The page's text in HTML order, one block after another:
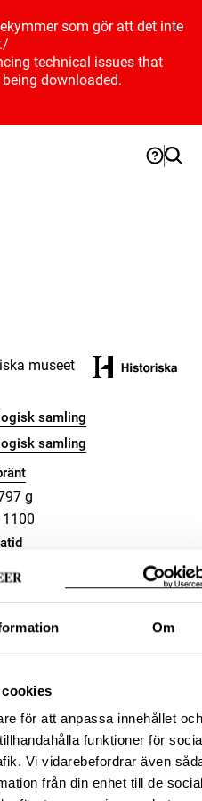
Om
för att anpassa innehållet och
funktioner för
Vi vidarebefordrar även
från din enhet till de
som gör att det inte
/
technical issues that
downloaded.
museet
samling
samling
g
Bj 713
Björkö, Hemlanden, Fornlämning: